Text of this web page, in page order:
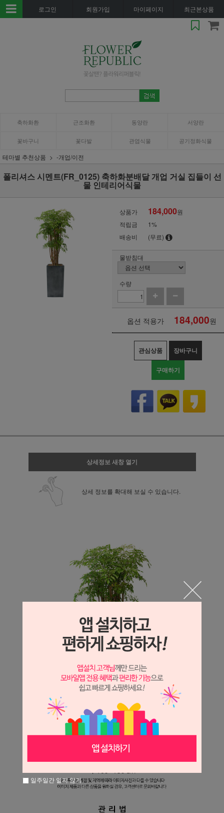
로그인 회원가입 마이페이지 최근본상품
축하화환 근조화환 동양란 서양란
꽃바구니 꽃다발 관엽식물 공기정화식물
테마별 추천상품 -개업/이전
폴리셔스 시멘트(FR_0125) 축하화분배달 개업 거실 집들이 선
물 인테리어식물
상품가 184,000원
적립금
1%
배송비
(무료)
물받침대
수량
옵션 적용가 184,000원
관심상품 장바구니
구매하기
상세정보 새창 열기
상세 정보를 확대해 보실 수 있습니다.
일주일간 열지 않기